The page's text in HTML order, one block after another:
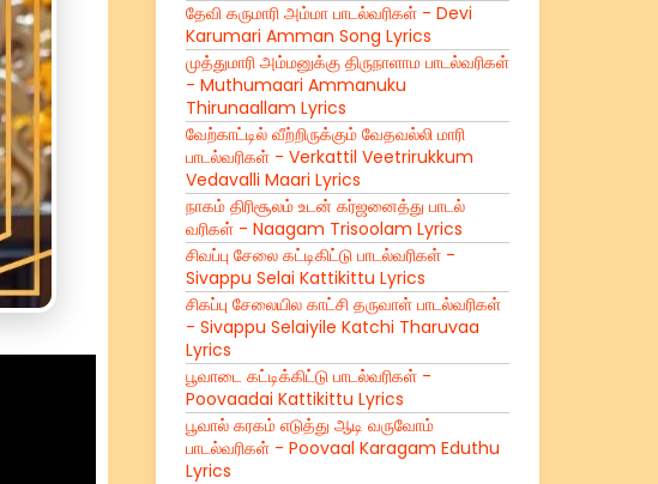
தேவி கருமாரி அம்மா பாடல்வரிகள் - Devi
Karumari Amman Song Lyrics
முத்துமாரி அம்மனுக்கு திருநாளாம பாடல்வரிகள்
- Muthumaari Ammanuku
Thirunaallam Lyrics
வேற்காட்டில் வீற்றிருக்கும் வேதவல்லி மாரி
பாடல்வரிகள் - Verkattil Veetrirukkum
Vedavalli Maari Lyrics
நாகம் திரிசூலம் உடன் கர்ஜனைத்து பாடல்
வரிகள் - Naagam Trisoolam Lyrics
சிவப்பு சேலை கட்டிகிட்டு பாடல்வரிகள் -
Sivappu Selai Kattikittu Lyrics
சிகப்பு சேலையில காட்சி தருவாள் பாடல்வரிகள்
- Sivappu Selaiyile Katchi Tharuvaa
Lyrics
பூவாடை கட்டிக்கிட்டு பாடல்வரிகள் -
Poovaadai Kattikittu Lyrics
பூவால் கரகம் எடுத்து ஆடி வருவோம்
பாடல்வரிகள் - Poovaal Karagam Eduthu
Lyrics